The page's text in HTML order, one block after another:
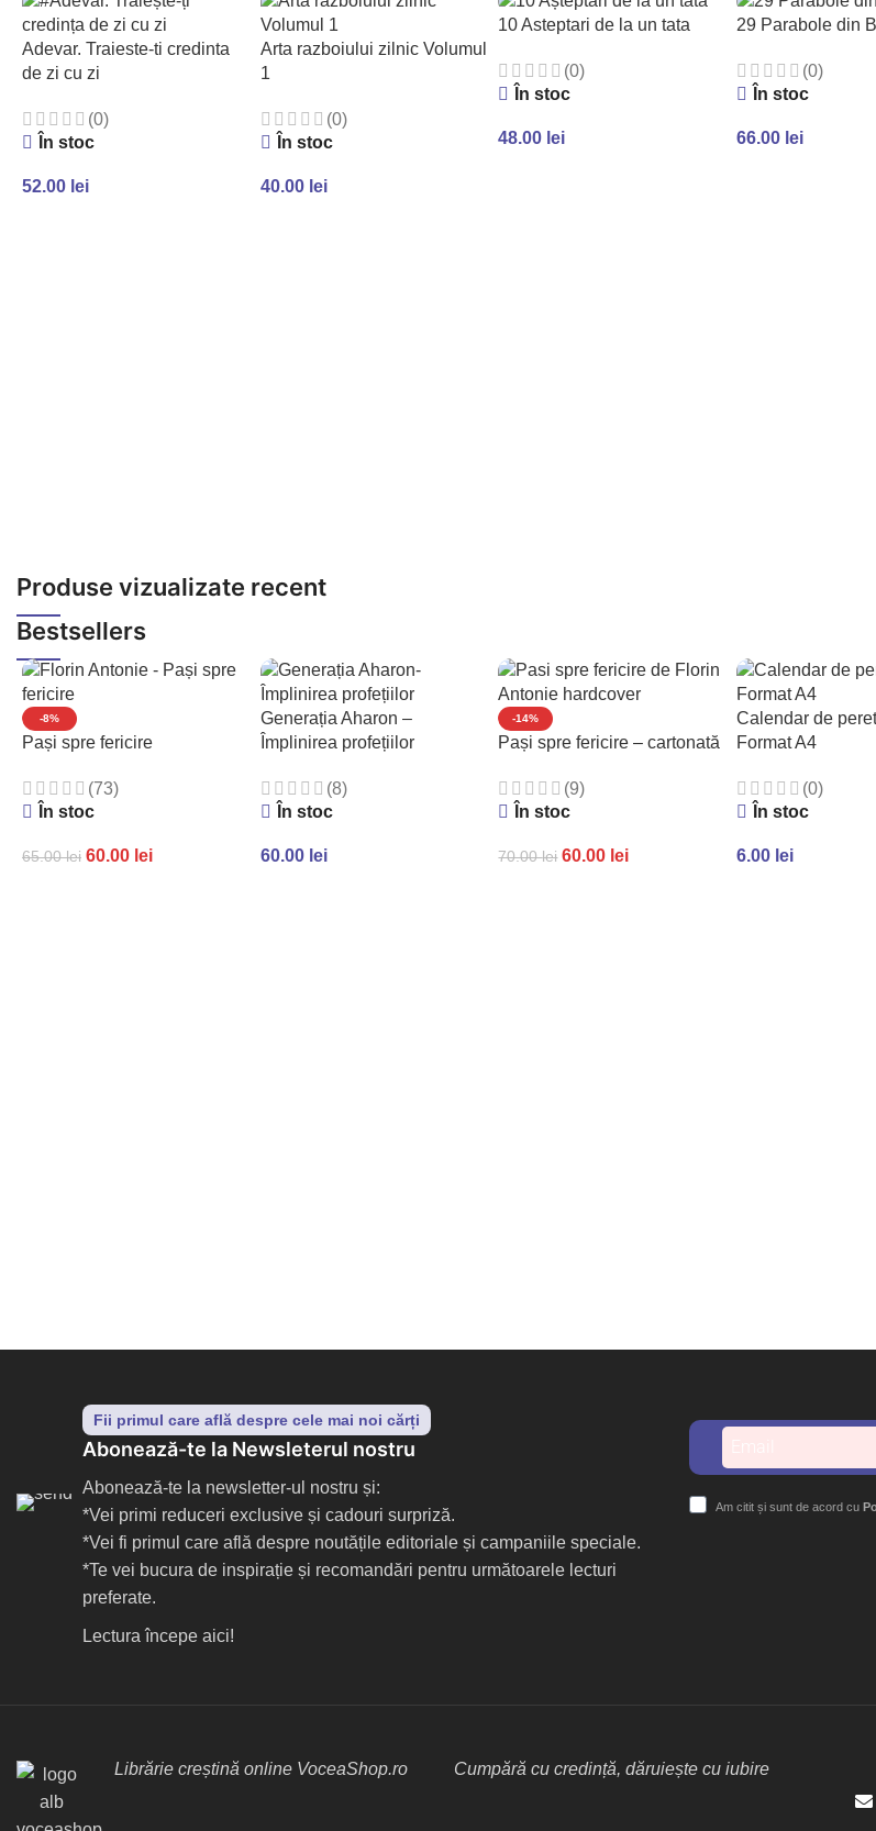
Adevar. Traieste-ti credinta
de zi cu zi
(0)
În stoc
52.00 lei
Arta razboiului zilnic Volumul
1
(0)
În stoc
40.00 lei
10 Asteptari de la un tata
(0)
În stoc
48.00 lei
29 Parabole din
(0)
În stoc
66.00 lei
Produse vizualizate recent
Bestsellers
-8%
Pași spre fericire
(73)
În stoc
65.00lei 60.00 lei
Generația Aharon –
Împlinirea profețiilor
(8)
În stoc
60.00 lei
-14%
Pași spre fericire – cartonată
(9)
În stoc
70.00lei 60.00 lei
Calendar de
Format A4
(0)
În stoc
6.00 lei
Fii primul care află despre cele mai noi cărți
Abonează-te la Newsleterul nostru
Abonează-te la newsletter-ul nostru și:
*Vei primi reduceri exclusive și cadouri surpriză.
*Vei fi primul care află despre noutățile editoriale și campaniile speciale.
*Te vei bucura de inspirație și recomandări pentru următoarele lecturi
preferate.
Lectura începe aici!
Am citit și sunt de acord cu
Librărie creștină online VoceaShop.ro Cumpără cu credință, dăruiește cu iubire
YouTube
WhatsApp
TikTok